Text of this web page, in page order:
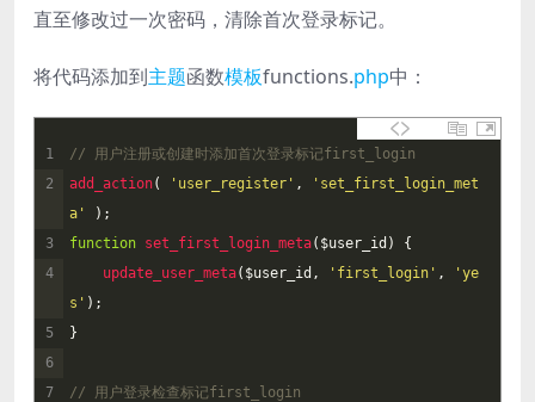
直至修改过一次密码，清除首次登录标记。
将代码添加到主题函数模板functions.php中：
1
2
3
4
5
6
7
// 用户注册或创建时添加首次登录标记first_login
add_action( 'user_register' ,
'set_first_login_met
a'
) ;
function set_first_login_meta( $user_id )
{
update_user_meta( $user_id , 'first_login' ,
'ye
s' ) ;
}
// 用户登录检查标记first_login